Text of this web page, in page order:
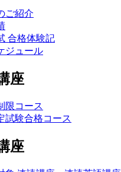
ご紹介
合格体験記
ジュール
座
限コース
試験合格コース
座